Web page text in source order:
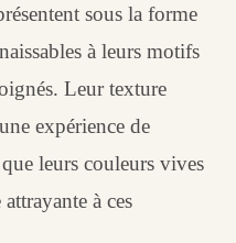
sous la forme
à leurs motifs
Leur texture
expérience de
leurs couleurs vives
à ces